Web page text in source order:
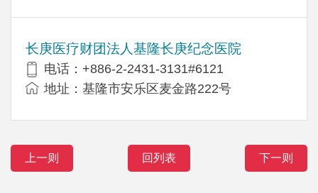
长庚医疗财团法人基隆长庚纪念医院
电话：+886-2-2431-3131#6121
地址：基隆市安乐区麦金路222号
上一则 回列表 下一则